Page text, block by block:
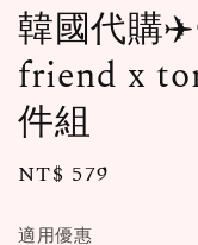
韓國代購
friend x
件組
Regular
NT$ 579
適用優惠